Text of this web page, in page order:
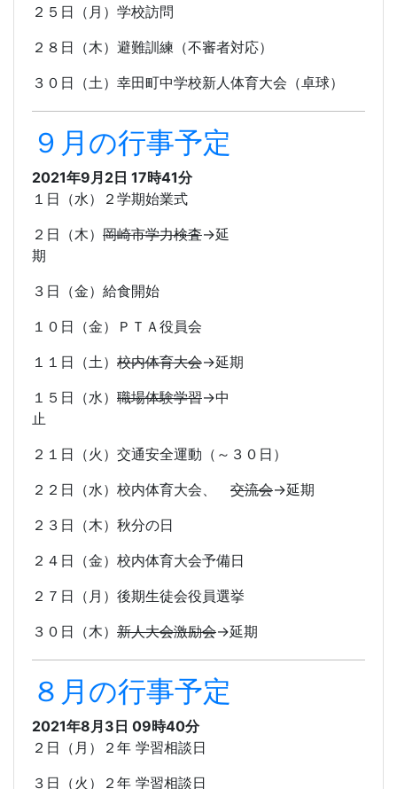
２５日（月）学校訪問
２８日（木）避難訓練（不審者対応）
３０日（土）幸田町中学校新人体育大会（卓球）
９月の行事予定
2021年9月2日 17時41分
１日（水）２学期始業式
２日（木） 岡崎市学力検査→延
期
３日（金）給食開始
１０日（金）ＰＴＡ役員会
１１日（土） 校内体育大会→延期
１５日（水） 職場体験学習→中
止
２１日（火）交通安全運動（～３０日）
２２日（水）校内体育大会、 交流会→延期
２３日（木）秋分の日
２４日（金）校内体育大会予備日
２７日（月）後期生徒会役員選挙
３０日（木） 新人大会激励会→延期
８月の行事予定
2021年8月3日 09時40分
２日（月）２年 学習相談日
３日（火）２年 学習相談日